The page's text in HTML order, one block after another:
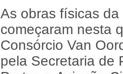
As obras físicas
começaram nesta
Consórcio Van
pela Secretaria de